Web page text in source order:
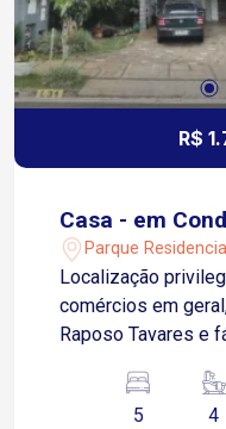
R$
Casa - em
Parque
Sorocaba/SP
Localização
comércios em
Raposo Tavares e
perfeito para você e sua
398m², repleto de
5 4